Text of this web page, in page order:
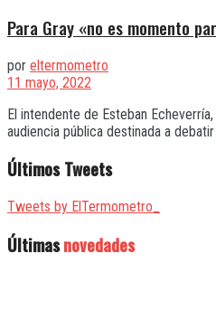
Para Gray «no es momento
por eltermometro
11 mayo, 2022
El intendente de Esteban
audiencia pública destinada a
Últimos Tweets
Tweets by ElTermometro_
Últimasnovedades